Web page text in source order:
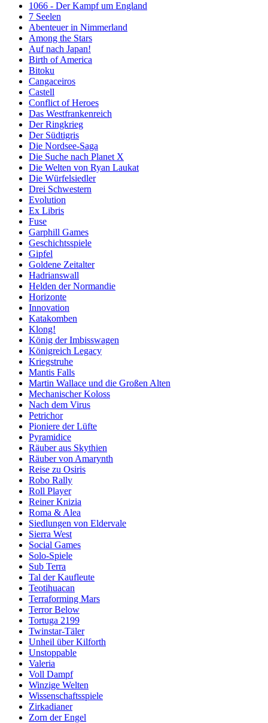
1066 - Der Kampf um England
7 Seelen
Abenteuer in Nimmerland
Among the Stars
Auf nach Japan!
Birth of America
Bitoku
Cangaceiros
Castell
Conflict of Heroes
Das Westfrankenreich
Der Ringkrieg
Der Südtigris
Die Nordsee-Saga
Die Suche nach Planet X
Die Welten von Ryan Laukat
Die Würfelsiedler
Drei Schwestern
Evolution
Ex Libris
Fuse
Garphill Games
Geschichtsspiele
Gipfel
Goldene Zeitalter
Hadrianswall
Helden der Normandie
Horizonte
Innovation
Katakomben
Klong!
König der Imbisswagen
Königreich Legacy
Kriegstruhe
Mantis Falls
Martin Wallace und die Großen Alten
Mechanischer Koloss
Nach dem Virus
Petrichor
Pioniere der Lüfte
Pyramidice
Räuber aus Skythien
Räuber von Amarynth
Reise zu Osiris
Robo Rally
Roll Player
Reiner Knizia
Roma & Alea
Siedlungen von Eldervale
Sierra West
Social Games
Solo-Spiele
Sub Terra
Tal der Kaufleute
Teotihuacan
Terraforming Mars
Terror Below
Tortuga 2199
Twinstar-Täler
Unheil über Kilforth
Unstoppable
Valeria
Voll Dampf
Winzige Welten
Wissenschaftsspiele
Zirkadianer
Zorn der Engel